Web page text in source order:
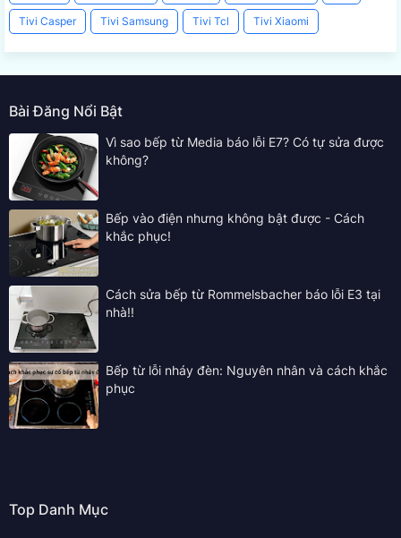
Tivi Casper Tivi Samsung Tivi Tcl Tivi Xiaomi
Bài Đăng Nổi Bật
Vì sao bếp từ Media báo lỗi E7? Có tự sửa được
không?
Bếp vào điện nhưng không bật được - Cách
khắc phục!
Cách sửa bếp từ Rommelsbacher báo lỗi E3 tại
nhà!!
Bếp từ lỗi nháy đèn: Nguyên nhân và cách khắc
phục
Top Danh Mục